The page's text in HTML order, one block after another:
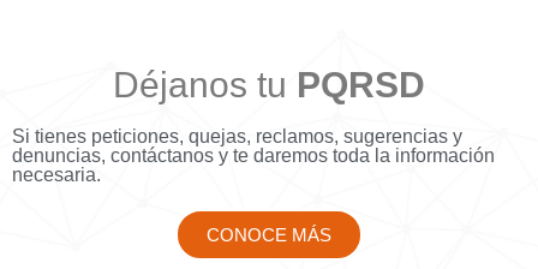
Déjanos tu PQRSD
Si tienes peticiones, quejas, reclamos, sugerencias y
denuncias, contáctanos y te daremos toda la información
necesaria.
CONOCE MÁS